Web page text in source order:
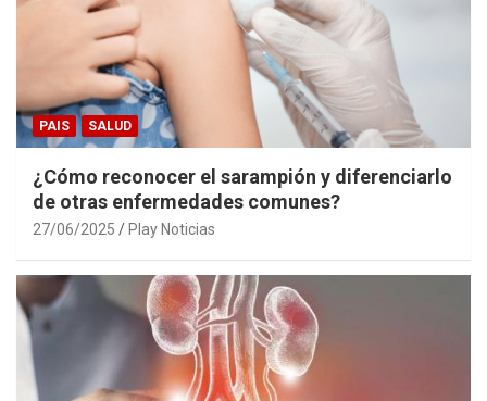
PAIS SALUD
¿Cómo reconocer el sarampión y diferenciarlo
de otras enfermedades comunes?
27/06/2025 Play Noticias